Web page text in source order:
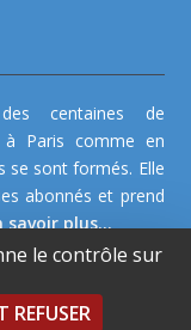
centaines de
à Paris comme en
se sont formés. Elle
abonnés et prend
savoir plus...
le contrôle sur
REFUSER